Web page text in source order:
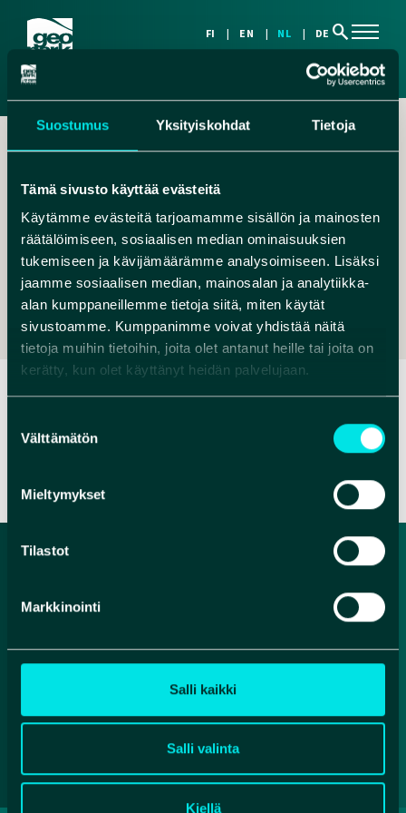
Suostumus Yksityiskohdat Tietoja
Tämä sivusto käyttää evästeitä
Käytämme evästeitä tarjoamamme sisällön ja mainosten
räätälöimiseen, sosiaalisen median ominaisuuksien
tukemiseen ja kävijämäärämme analysoimiseen. Lisäksi
jaamme sosiaalisen median, mainosalan ja analytiikka-
alan kumppaneillemme tietoja siitä, miten käytät
sivustoamme. Kumppanimme voivat yhdistää näitä
tietoja muihin tietoihin, joita olet antanut heille tai joita on
kerätty, kun olet käyttänyt heidän palvelujaan.
valinta
Välttämätön
Mieltymykset
Tilastot
Markkinointi
Salli kaikki
Salli valinta
Kiellä
FI EN NL DE search
,
MIKKO.KIUTTU@HUMANPOLIS.FI
+ 358 40 172 7513
VERKKOSIVUT
Facebook
Instagram
YouTube